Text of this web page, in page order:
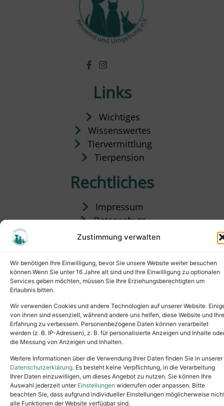
Zustimmung verwalten
Wir benötigen Ihre Einwilligung, bevor Sie unsere Website weiter besuchen
können.Wenn Sie unter 16 Jahre alt sind und Ihre Einwilligung zu optionalen
Services geben möchten, müssen Sie Ihre Erziehungsberechtigten um
Erlaubnis bitten.
Wir verwenden Cookies und andere Technologien auf unserer Website.
von ihnen sind essenziell, während andere uns helfen, diese Website und Ihre
Erfahrung zu verbessern. Personenbezogene Daten können verarbeitet
werden (z. B. IP-Adressen), z. B. für personalisierte Anzeigen und Inhalte
die Messung von Anzeigen und Inhalten.
Weitere Informationen über die Verwendung Ihrer Daten finden Sie in unserer
Datenschutzerklärung. Es besteht keine Verpflichtung, in die Verarbeitung
Ihrer Daten einzuwilligen, um dieses Angebot zu nutzen. Sie können Ihre
Auswahl jederzeit unter Einstellungen widerrufen oder anpassen. Bitte
beachten Sie, dass aufgrund individueller Einstellungen möglicherweise
alle Funktionen der Website verfügbar sind.
Links
Wichtiges
Wissenswertes
Tiervermittlung
Tierpension
Rechtliches
Impressum
Datenschutz
Satzung
Copyright © 2024. All rights reserved.
Tel.: (02631) 55356buero@tierheim-neuwied.de
Ludwigshof 1, 56567 Neuwied